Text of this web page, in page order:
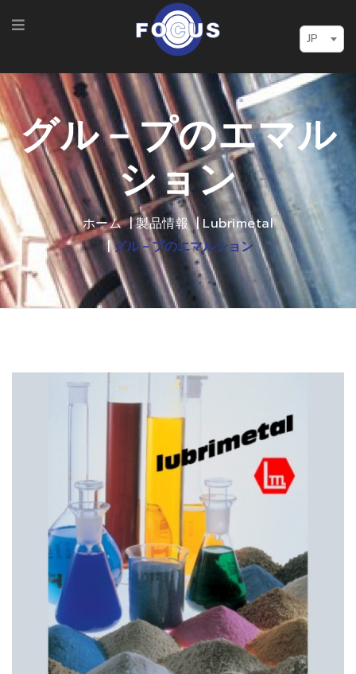
JP
グル－プのエマル
ション
ホーム 製品情報
Lubrimetal
グル－プのエマルション